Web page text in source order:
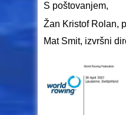
S poštovanjem,
Žan Kristof Rolan,
Mat Smit, izvršni